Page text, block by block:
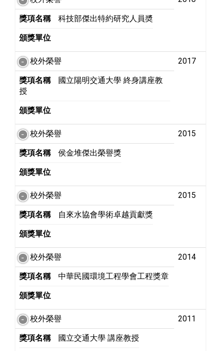
獎項名稱 科技部傑出特約研究人員奬
頒獎單位
校外榮譽 2017
獎項名稱
國立陽明交通大學 終身講座教
授
頒獎單位
校外榮譽 2015
獎項名稱 侯金堆傑出榮譽獎
頒獎單位
校外榮譽 2015
獎項名稱 自來水協會學術卓越貢獻獎
頒獎單位
校外榮譽 2014
獎項名稱 中華民國環境工程學會工程獎章
頒獎單位
校外榮譽 2011
獎項名稱 國立交通大學 講座教授